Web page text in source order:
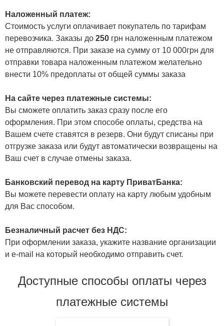
Наложенный платеж:
Стоимость услуги оплачивает покупатель по тарифам
перевозчика. Заказы до 250 грн наложенным платежом
не отправляются. При заказе на сумму от 10 000грн для
отправки товара наложенным платежом желательно
внести 10% предоплаты от общей суммы заказа
На сайте через платежные системы:
Вы сможете оплатить заказ сразу после его
оформления. При этом способе оплаты, средства на
Вашем счете ставятся в резерв. Они будут списаны при
отгрузке заказа или будут автоматически возвращены на
Ваш счет в случае отмены заказа.
Банковский перевод на карту ПриватБанка:
Вы можете перевести оплату на карту любым удобным
для Вас способом.
Безналичный расчет без НДС:
При оформлении заказа, укажите название организации
и e-mail на который необходимо отправить счет.
Доступные способы оплаты через
платежные системы